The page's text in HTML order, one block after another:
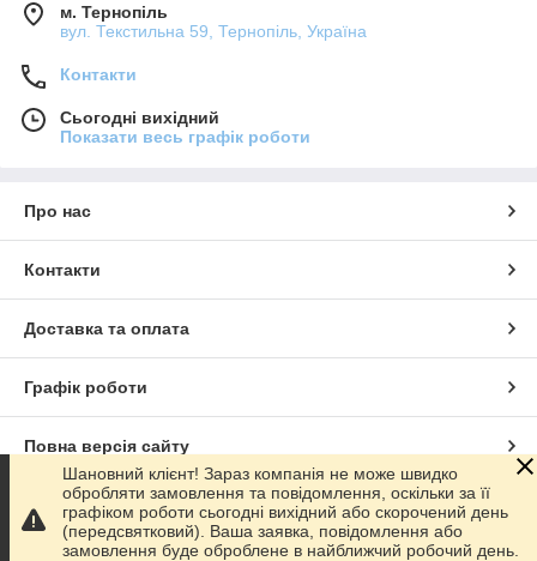
м. Тернопіль
вул. Текстильна 59, Тернопіль, Україна
Контакти
Сьогодні вихідний
Показати весь графік роботи
Про нас
Контакти
Доставка та оплата
Графік роботи
Повна версія сайту
Сайт створено на маркетплейсіProm.ua
Шановний клієнт! Зараз компанія не може швидко
обробляти замовлення та повідомлення, оскільки за її
графіком роботи сьогодні вихідний або скорочений день
(передсвятковий). Ваша заявка, повідомлення або
замовлення буде оброблене в найближчий робочий день.